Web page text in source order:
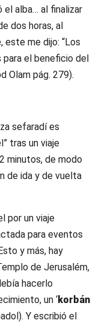
el alba… al finalizar
dos horas, al
este me dijo: “Los
el beneficio del
Olam pág. 279).
sefaradí es
tras un viaje
minutos, de modo
de ida y de vuelta
por un viaje
para eventos
y más, hay
de Jerusalém,
hacerlo
un ‘korbán
Y escribió el